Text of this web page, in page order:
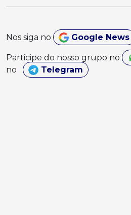
Nos siga no Google News
Participe do nosso grupo no
no
Telegram